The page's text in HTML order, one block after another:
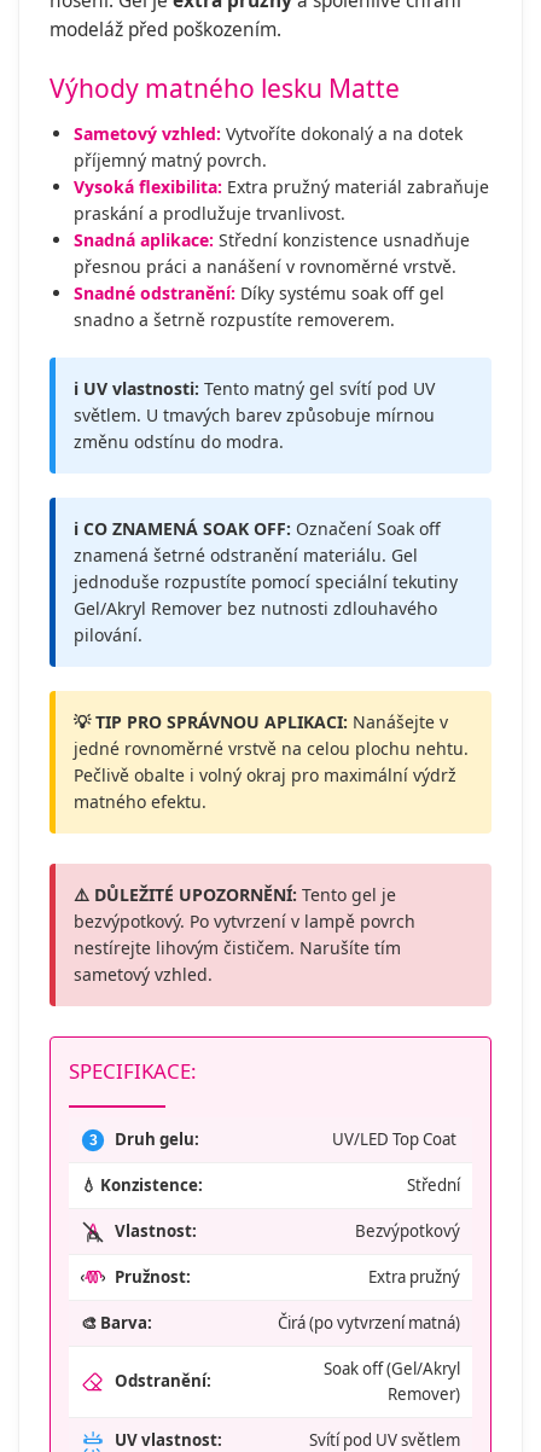
modeláž před poškozením.
Výhody matného lesku Matte
Sametový vzhled: Vytvoříte dokonalý a na dotek
příjemný matný povrch.
Vysoká flexibilita: Extra pružný materiál zabraňuje
praskání a prodlužuje trvanlivost.
Snadná aplikace: Střední konzistence usnadňuje
přesnou práci a nanášení v rovnoměrné vrstvě.
Snadné odstranění: Díky systému soak off gel
snadno a šetrně rozpustíte removerem.
ℹ️ UV vlastnosti: Tento matný gel svítí pod UV
světlem. U tmavých barev způsobuje mírnou
změnu odstínu do modra.
ℹ️ CO ZNAMENÁ SOAK OFF: Označení Soak off
znamená šetrné odstranění materiálu. Gel
jednoduše rozpustíte pomocí speciální tekutiny
Gel/Akryl Remover bez nutnosti zdlouhavého
pilování.
💡 TIP PRO SPRÁVNOU APLIKACI: Nanášejte v
jedné rovnoměrné vrstvě na celou plochu nehtu.
Pečlivě obalte i volný okraj pro maximální výdrž
matného efektu.
⚠️ DŮLEŽITÉ UPOZORNĚNÍ: Tento gel je
bezvýpotkový. Po vytvrzení v lampě povrch
nestírejte lihovým čističem. Narušíte tím
sametový vzhled.
SPECIFIKACE:
3 Druh gelu: UV/LED Top Coat
💧 Konzistence: Střední
Vlastnost: Bezvýpotkový
Pružnost: Extra pružný
🎨 Barva: Čirá (po vytvrzení matná)
Odstranění:
Soak off (Gel/Akryl
Remover)
UV vlastnost: Svítí pod UV světlem